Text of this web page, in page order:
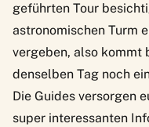
geführten Tour
astronomischen Turm
vergeben, also kommt
denselben Tag noch
Die Guides versorgen
super interessanten